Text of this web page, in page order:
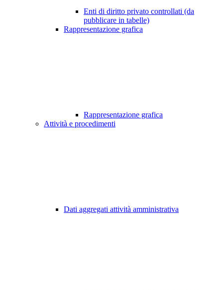
Enti di diritto privato controllati (da
pubblicare in tabelle)
Rappresentazione grafica
Rappresentazione grafica
Attività e procedimenti
Dati aggregati attività amministrativa